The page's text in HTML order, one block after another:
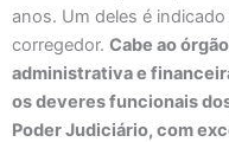
anos. Um deles é
corregedor. Cabe ao
administrativa e
os deveres funcionais
Poder Judiciário, com